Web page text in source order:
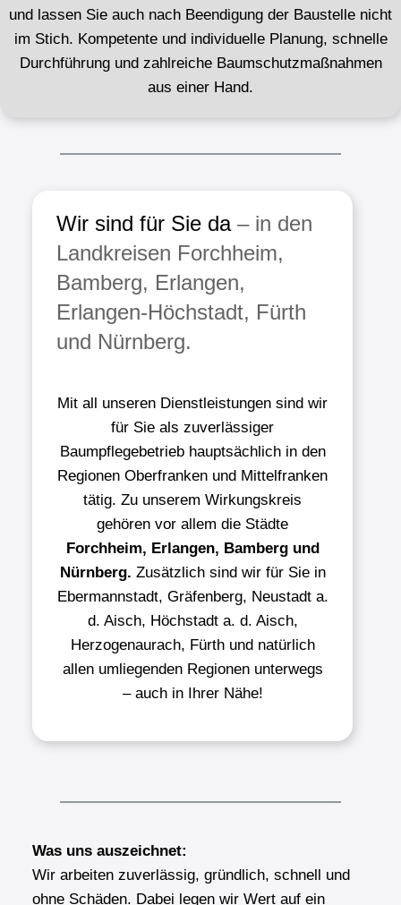
und lassen Sie auch nach Beendigung der Baustelle nicht
im Stich. Kompetente und individuelle Planung, schnelle
Durchführung und zahlreiche Baumschutzmaßnahmen
aus einer Hand.
Wir sind für Sie da – in den
Landkreisen Forch­heim,
Bam­berg, Er­langen,
Erlangen-Höchstadt, Fürth
und Nürnberg.
Mit all unseren Dienstleistungen sind wir
für Sie als zuverlässiger
Baumpflegebetrieb hauptsächlich in den
Regionen Oberfranken und Mittelfranken
tätig. Zu unserem Wirkungskreis
gehören vor allem die Städte
Forchheim, Erlangen, Bamberg und
Nürnberg. Zusätzlich sind wir für Sie in
Ebermannstadt, Gräfenberg, Neustadt a.
d. Aisch, Höchstadt a. d. Aisch,
Herzogenaurach, Fürth und natürlich
allen umliegenden Regionen unterwegs
– auch in Ihrer Nähe!
Was uns auszeichnet:
Wir arbeiten zuverlässig, gründlich, schnell und
ohne Schäden. Dabei legen wir Wert auf ein